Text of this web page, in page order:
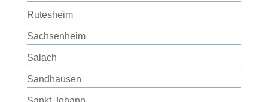
Rutesheim
Sachsenheim
Salach
Sandhausen